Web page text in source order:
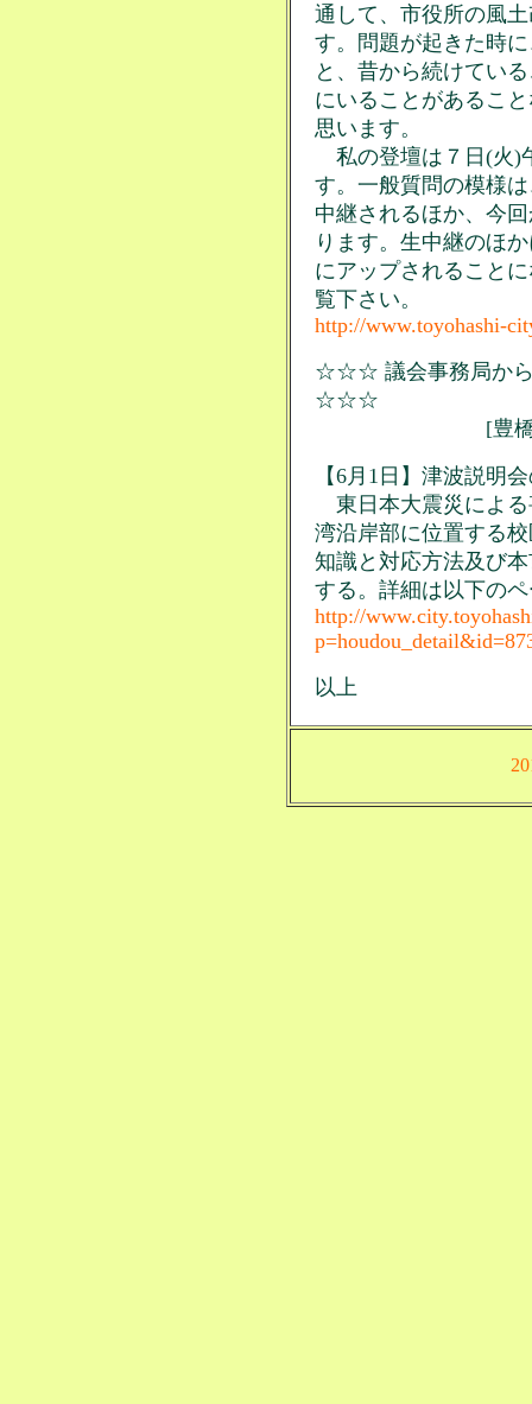
通して、市役所の風
す。問題が起きた時
と、昔から続けてい
にいることがあるこ
思います。
私の登壇は７日(火)
す。一般質問の模様
中継されるほか、今
ります。生中継のほ
にアップされること
覧下さい。
http://www.toyohashi-
☆☆☆ 議会事務局か
☆☆☆
[豊橋市関連
【6月1日】津波説明
東日本大震災による
湾沿岸部に位置する
知識と対応方法及び
する。詳細は以下の
http://
以上